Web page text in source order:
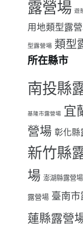
露營場 遊
用地類型露
型露營場 類型
所在縣市
南投縣
基隆市露營場 宜
營場 彰化縣
新竹縣
場 澎湖縣露營場
露營場 臺南市
蓮縣露營